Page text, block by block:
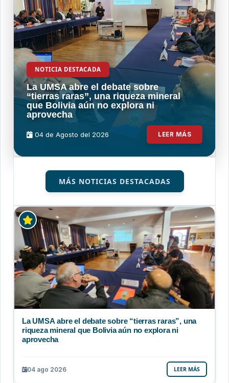
NOTICIA DESTACADA
La UMSA abre el debate sobre
“tierras raras”, una riqueza mineral
que Bolivia aún no explora ni
aprovecha
04 de Agosto del 2026 LEER MÁS
MÁS NOTICIAS DESTACADAS
La UMSA abre el debate sobre “tierras raras”, una
riqueza mineral que Bolivia aún no explora ni
aprovecha
04 ago 2026 LEER MÁS